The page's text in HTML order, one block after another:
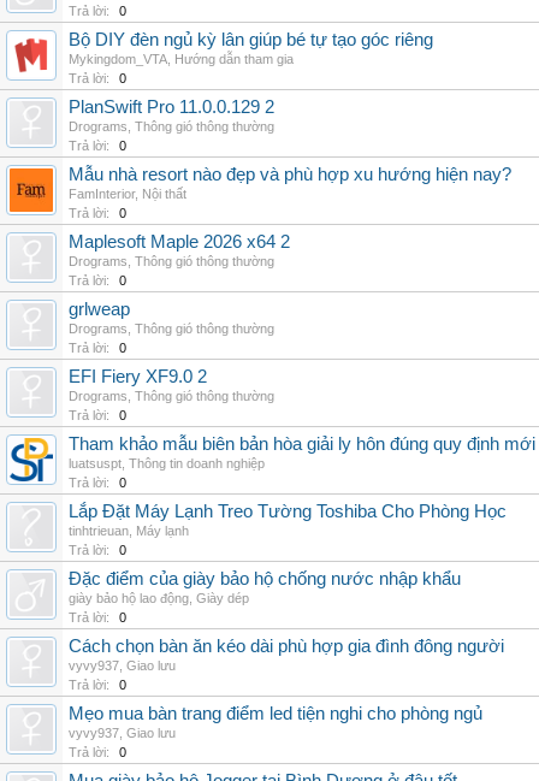
Trả lời:
0
Bộ DIY đèn ngủ kỳ lân giúp bé tự tạo góc riêng
Mykingdom_VTA Hướng dẫn tham gia
Trả lời:
0
PlanSwift Pro 11.0.0.129 2
Drograms Thông gió thông thường
Trả lời:
0
Mẫu nhà resort nào đẹp và phù hợp xu hướng hiện nay?
FamInterior, Nội thất
Trả lời:
0
Maplesoft Maple 2026 x64 2
Drograms Thông gió thông thường
Trả lời:
0
grlweap
Drograms Thông gió thông thường
Trả lời:
0
EFI Fiery XF9.0 2
Drograms Thông gió thông thường
Trả lời:
0
Tham khảo mẫu biên bản hòa giải ly hôn đúng quy định mới
luatsuspt Thông tin doanh nghiệp
Trả lời:
0
Lắp Đặt Máy Lạnh Treo Tường Toshiba Cho Phòng Học
tinhtrieuan Máy lạnh
Trả lời:
0
Đặc điểm của giày bảo hộ chống nước nhập khẩu
giày bảo hộ lao động Giày dép
Trả lời:
0
Cách chọn bàn ăn kéo dài phù hợp gia đình đông người
vyvy937 Giao lưu
Trả lời:
0
Mẹo mua bàn trang điểm led tiện nghi cho phòng ngủ
vyvy937 Giao lưu
Trả lời:
0